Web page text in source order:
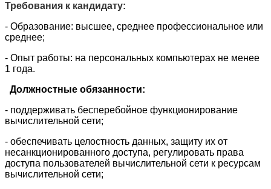
Требования к кандидату:
- Образование: высшее, среднее профессиональное или
среднее;
- Опыт работы: на персональных компьютерах не менее
1 года.
Должностные обязанности:
- поддерживать бесперебойное функционирование
вычислительной сети;
- обеспечивать целостность данных, защиту их от
несанкционированного доступа, регулировать права
доступа пользователей вычислительной сети к ресурсам
вычислительной сети;